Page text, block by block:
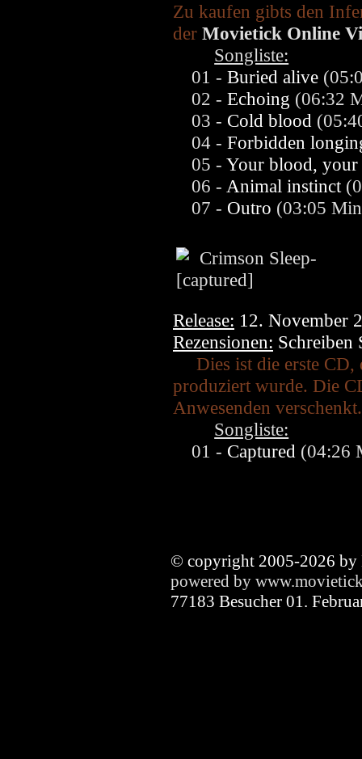
Zu kaufen gibts den
der Movietick Online
Songliste:
01 -Buried alive
02 -Echoing (06:32
03 - Cold blood
04 -Forbidden
05 -Your blood, your
06 - Animal instinct
07 - Outro (03:05
Release: 12. November
Rezensionen: Schreiben
Dies ist die erste
produziert wurde. Die
Anwesenden verschenkt.
Songliste:
01 - Captured (04:26
© copyright 2005-2026 by
powered by
77183 Besucher 01.